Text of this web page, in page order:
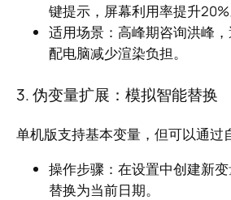
键提示，屏幕利用率提升20%
适用场景：高峰期咨询洪峰
配电脑减少渲染负担。
3. 伪变量扩展：模拟智能替换
单机版支持基本变量，但可以通过
操作步骤：在设置中创建新
替换为当前日期。